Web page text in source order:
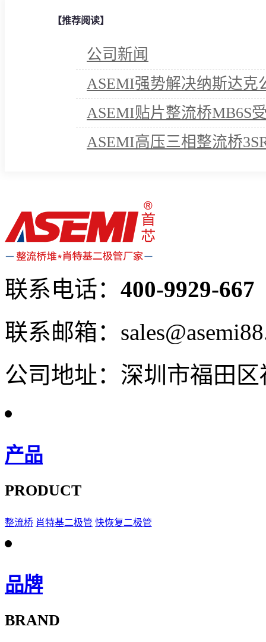
【推荐阅读】
公司新闻
ASEMI强势解决纳斯达克
ASEMI贴片整流桥MB6S
ASEMI高压三相整流桥
联系电话： 400-9929-667
联系邮箱：
公司地址：深圳市福田
产品
PRODUCT
整流桥 肖特基二极管 快恢复二极管
品牌
BRAND